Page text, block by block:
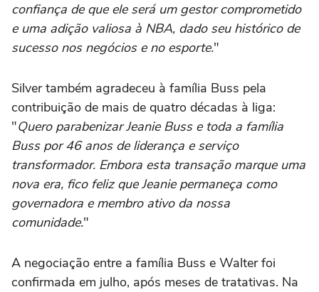
confiança de que ele será um gestor comprometido
e uma adição valiosa à NBA, dado seu histórico de
sucesso nos negócios e no esporte."
Silver também agradeceu à família Buss pela
contribuição de mais de quatro décadas à liga:
"Quero parabenizar Jeanie Buss e toda a família
Buss por 46 anos de liderança e serviço
transformador. Embora esta transação marque uma
nova era, fico feliz que Jeanie permaneça como
governadora e membro ativo da nossa
comunidade."
A negociação entre a família Buss e Walter foi
confirmada em julho, após meses de tratativas. Na